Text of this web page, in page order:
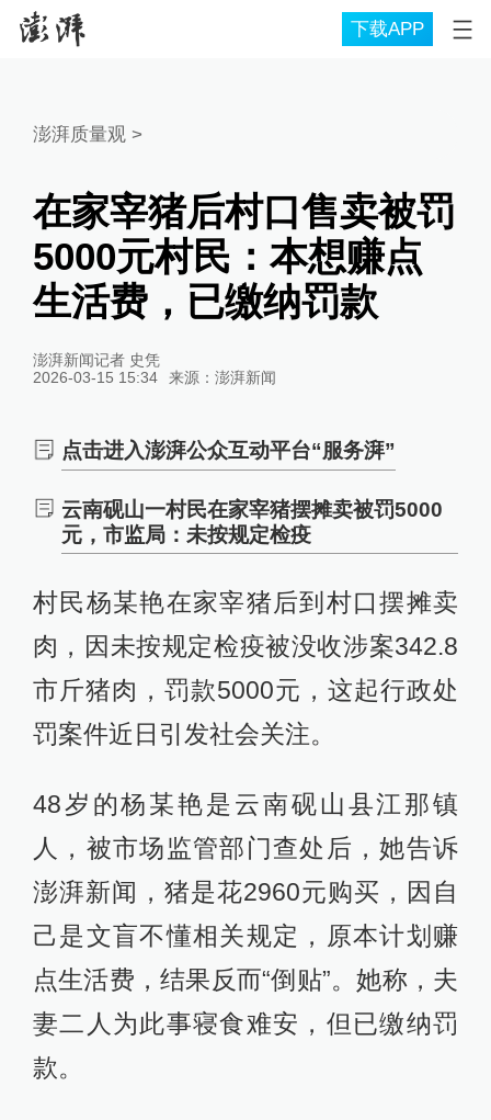
下载APP
澎湃质量观>
在家宰猪后村口售卖被罚
5000元村民：本想赚点
生活费，已缴纳罚款
澎湃新闻记者 史凭
2026-03-15 15:34
来源： 澎湃新闻
点击进入澎湃公众互动平台“服务湃”
云南砚山一村民在家宰猪摆摊卖被罚5000
元，市监局：未按规定检疫
村民杨某艳在家宰猪后到村口摆摊卖
肉，因未按规定检疫被没收涉案342.8
市斤猪肉，罚款5000元，这起行政处
罚案件近日引发社会关注。
48岁的杨某艳是云南砚山县江那镇
人，被市场监管部门查处后，她告诉
澎湃新闻，猪是花2960元购买，因自
己是文盲不懂相关规定，原本计划赚
点生活费，结果反而“倒贴”。她称，夫
妻二人为此事寝食难安，但已缴纳罚
款。